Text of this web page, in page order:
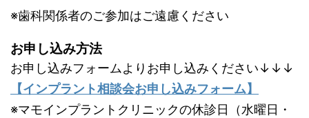
※歯科関係者のご参加はご遠慮ください
お申し込み方法
お申し込みフォームよりお申し込みください↓↓↓
【インプラント相談会お申し込みフォーム】
※マモインプラントクリニックの休診日（水曜日・